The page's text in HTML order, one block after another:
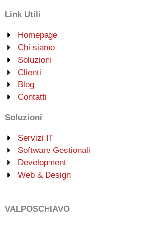
Link Utili
Homepage
Chi siamo
Soluzioni
Clienti
Blog
Contatti
Soluzioni
Servizi IT
Software Gestionali
Development
Web & Design
VALPOSCHIAVO